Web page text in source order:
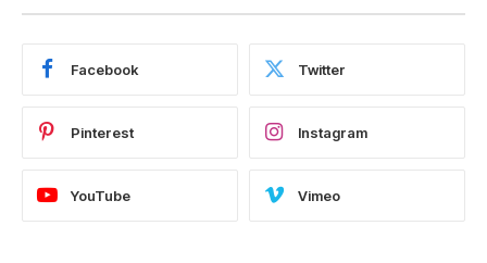
Facebook Twitter
Pinterest Instagram
YouTube Vimeo